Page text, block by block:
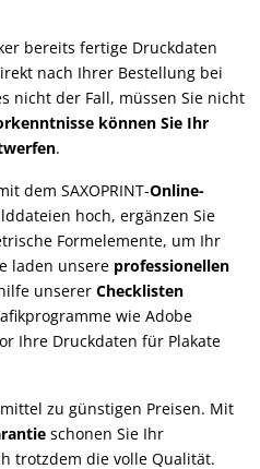
bereits fertige Druckdaten
nach Ihrer Bestellung bei
nicht der Fall, müssen Sie nicht
können Sie Ihr
.
dem SAXOPRINT-Online-
hoch, ergänzen Sie
Formelemente, um Ihr
laden unsere professionellen
unserer Checklisten
wie Adobe
Ihre Druckdaten für Plakate
zu günstigen Preisen. Mit
schonen Sie Ihr
trotzdem die volle Qualität.